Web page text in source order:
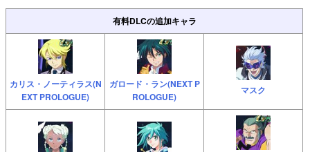
有料DLCの追加キャラ
カリス・ノーティラス(N
EXT PROLOGUE)
ガロード・ラン(NEXT P
ROLOGUE)
マスク